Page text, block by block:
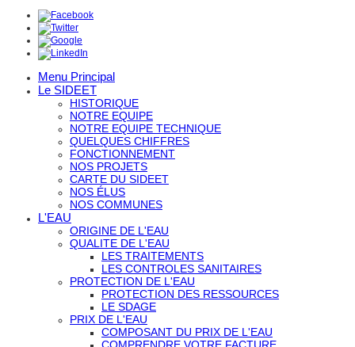
Menu Principal
Le SIDEET
HISTORIQUE
NOTRE EQUIPE
NOTRE EQUIPE TECHNIQUE
QUELQUES CHIFFRES
FONCTIONNEMENT
NOS PROJETS
CARTE DU SIDEET
NOS ÉLUS
NOS COMMUNES
L'EAU
ORIGINE DE L'EAU
QUALITE DE L'EAU
LES TRAITEMENTS
LES CONTROLES SANITAIRES
PROTECTION DE L'EAU
PROTECTION DES RESSOURCES
LE SDAGE
PRIX DE L'EAU
COMPOSANT DU PRIX DE L'EAU